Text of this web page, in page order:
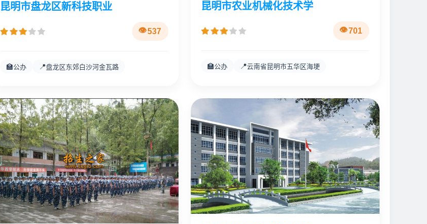
昆明市盘龙区新科技职业
537
🏫公办 📍盘龙区东郊白沙河金瓦路
昆明市农业机械化技术学
701
🏫公办 📍云南省昆明市五华区海埂